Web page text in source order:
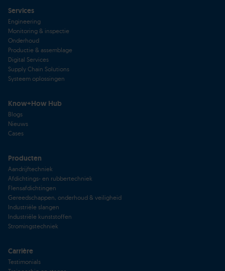
Services
Engineering
Monitoring & inspectie
Onderhoud
Productie & assemblage
Digital Services
Supply Chain Solutions
Systeem oplossingen
Know+How Hub
Blogs
Nieuws
Cases
Producten
Aandrijftechniek
Afdichtings- en rubbertechniek
Flensafdichtingen
Gereedschappen, onderhoud & veiligheid
Industriële slangen
Industriële kunststoffen
Stromingstechniek
Carrière
Testimonials